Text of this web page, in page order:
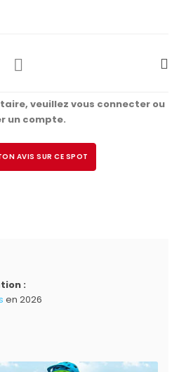
veuillez vous connecter ou
un compte.
AVIS SUR CE SPOT
:
en 2026